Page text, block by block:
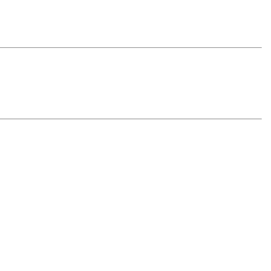
Vipps, Klarna och Google Pay.
debiteras kortet/fakturan.